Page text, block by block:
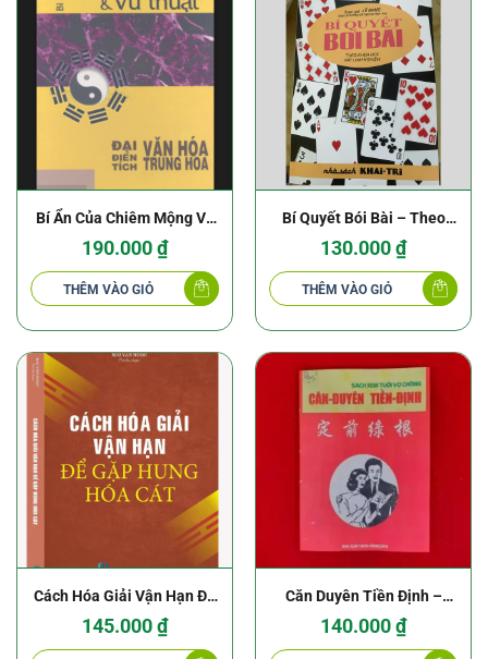
Bí Ẩn Của Chiêm Mộng Và
Vu Thuật (đoán mộng cầu
hồn nhập xác) – Diêu Vĩnh
Quân
190.000₫
THÊM VÀO GIỎ
Bí Quyết Bói Bài – Theo
Khoa Học Rất Linh Nghiệm
– Lê Đang
130.000₫
THÊM VÀO GIỎ
Cách Hóa Giải Vận Hạn Để
Gặp Hung Hóa Cát – Mai
Văn Ngọc
145.000₫
Căn Duyên Tiền Định –
Sách Xem Tuổi Vợ Chồng
140.000₫